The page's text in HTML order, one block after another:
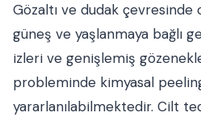
Gözaltı ve dudak çevresinde
güneş ve yaşlanmaya bağlı
izleri ve genişlemiş
probleminde kimyasal
yararlanılabilmektedir. Cilt